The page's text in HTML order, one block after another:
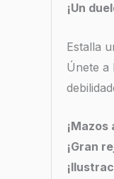
¡Un
Estalla
Únete a
¡Gran